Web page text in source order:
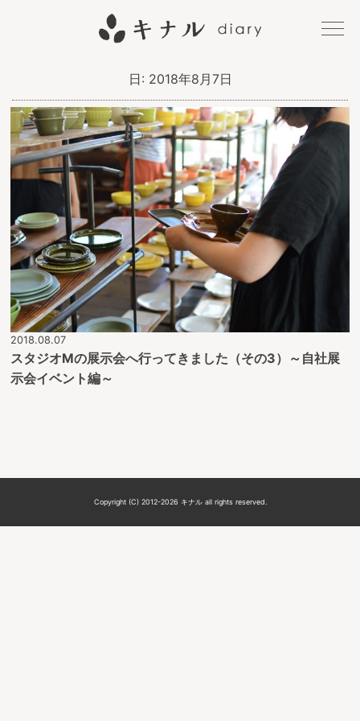
キナル
diary
日: 2018年8月7日
2018.08.07
スタジオMの展示会へ行ってきました（その3）～自社展
示会イベント編～
Copyright (C) 2012-2026 キナル all rights reserved.